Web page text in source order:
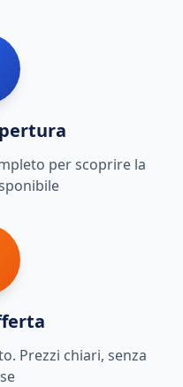
per scoprire la
Prezzi chiari, senza